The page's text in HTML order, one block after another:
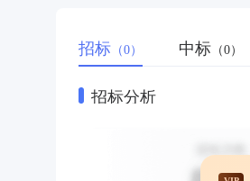
招标 （0） 中标 （0）
招标分析